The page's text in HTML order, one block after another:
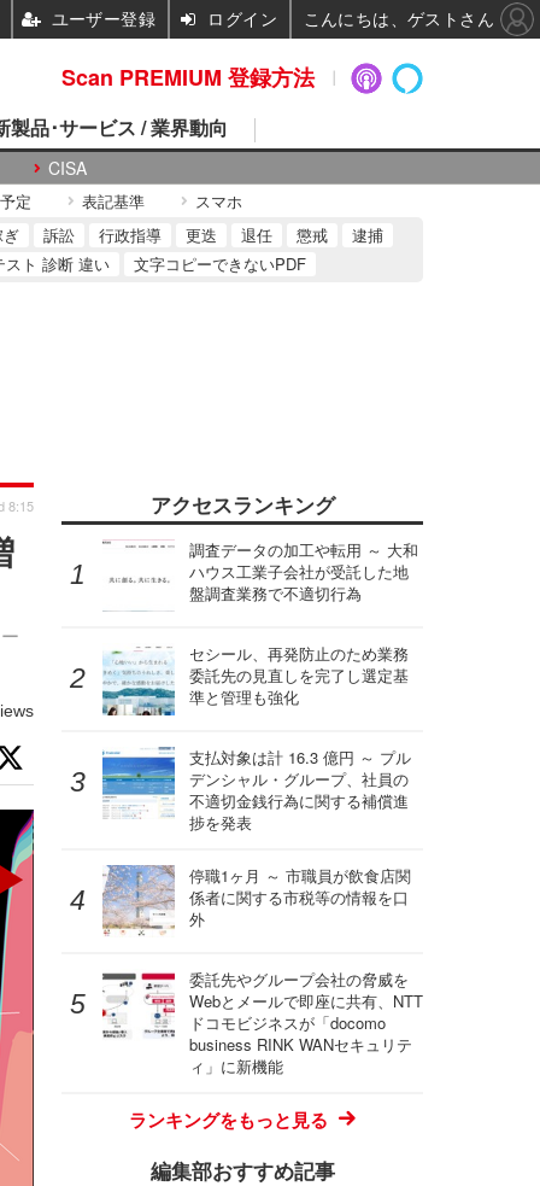
CISA
製品･サービス / 業界動向
定 表記基準
スマホ
訴訟 行政指導 更迭 退任 懲戒
逮捕
スト 診断 違い
文字コピーできないPDF
8:15 アクセスランキング
調査データの加工や転用 ～ 大和
ハウス工業子会社が受託した地
盤調査業務で不適切行為
セシール、再発防止のため業務
委託先の見直しを完了し選定基
準と管理も強化
支払対象は計 16.3 億円 ～ プル
デンシャル・グループ、社員の
不適切金銭行為に関する補償進
捗を発表
停職1ヶ月 ～ 市職員が飲食店関
係者に関する市税等の情報を口
外
委託先やグループ会社の脅威を
Webとメールで即座に共有、NTT
ドコモビジネスが「docomo
business RINK WANセキュリテ
ィ」に新機能
ランキングをもっと見る
編集部おすすめ記事
Scan PREMIUM 登録方法
ユーザー登録 ログイン こんにちは、ゲストさん